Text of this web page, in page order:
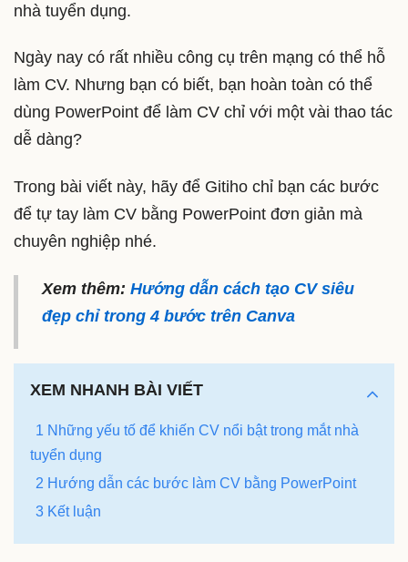
nhà tuyển dụng.
Ngày nay có rất nhiều công cụ trên mạng có thể hỗ
làm CV. Nhưng bạn có biết, bạn hoàn toàn có thể
dùng PowerPoint để làm CV chỉ với một vài thao tác
dễ dàng?
Trong bài viết này, hãy để Gitiho chỉ bạn các bước
để tự tay làm CV bằng PowerPoint đơn giản mà
chuyên nghiệp nhé.
Xem thêm: Hướng dẫn cách tạo CV siêu
đẹp chỉ trong 4 bước trên Canva
XEM NHANH BÀI VIẾT
1 Những yếu tố để khiến CV nổi bật trong mắt nhà
tuyển dụng
2 Hướng dẫn các bước làm CV bằng PowerPoint
3 Kết luận